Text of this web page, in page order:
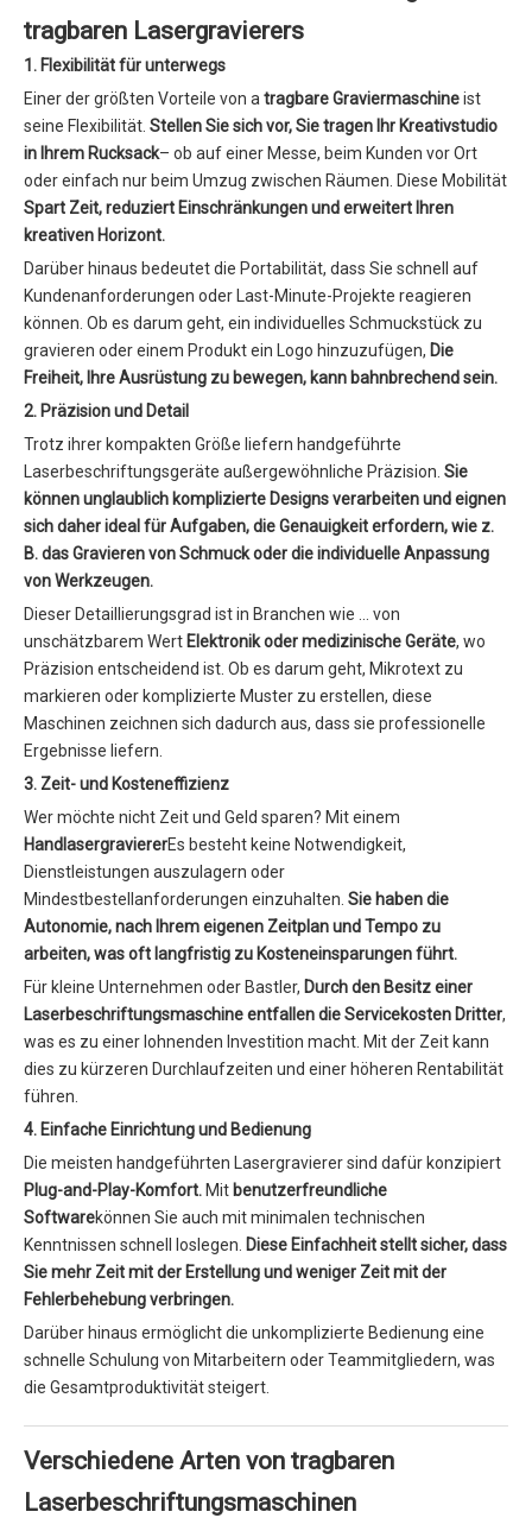
tragbaren Lasergravierers
1. Flexibilität für unterwegs
Einer der größten Vorteile von a tragbare Graviermaschineist
seine Flexibilität. Stellen Sie sich vor, Sie tragen Ihr Kreativstudio
in Ihrem Rucksack– ob auf einer Messe, beim Kunden vor Ort
oder einfach nur beim Umzug zwischen Räumen. Diese Mobilität
Spart Zeit, reduziert Einschränkungen und erweitert Ihren
kreativen Horizont.
Darüber hinaus bedeutet die Portabilität, dass Sie schnell auf
Kundenanforderungen oder Last-Minute-Projekte reagieren
können. Ob es darum geht, ein individuelles Schmuckstück zu
gravieren oder einem Produkt ein Logo hinzuzufügen, Die
Freiheit, Ihre Ausrüstung zu bewegen, kann bahnbrechend sein.
2. Präzision und Detail
Trotz ihrer kompakten Größe liefern handgeführte
Laserbeschriftungsgeräte außergewöhnliche Präzision. Sie
können unglaublich komplizierte Designs verarbeiten und eignen
sich daher ideal für Aufgaben, die Genauigkeit erfordern, wie z.
B. das Gravieren von Schmuck oder die individuelle Anpassung
von Werkzeugen.
Dieser Detaillierungsgrad ist in Branchen wie … von
unschätzbarem Wert Elektronik oder medizinische Geräte, wo
Präzision entscheidend ist. Ob es darum geht, Mikrotext zu
markieren oder komplizierte Muster zu erstellen, diese
Maschinen zeichnen sich dadurch aus, dass sie professionelle
Ergebnisse liefern.
3. Zeit- und Kosteneffizienz
Wer möchte nicht Zeit und Geld sparen? Mit einem
HandlasergraviererEs besteht keine Notwendigkeit,
Dienstleistungen auszulagern oder
Mindestbestellanforderungen einzuhalten. Sie haben die
Autonomie, nach Ihrem eigenen Zeitplan und Tempo zu
arbeiten, was oft langfristig zu Kosteneinsparungen führt.
Für kleine Unternehmen oder Bastler, Durch den Besitz einer
Laserbeschriftungsmaschine entfallen die Servicekosten Dritter,
was es zu einer lohnenden Investition macht. Mit der Zeit kann
dies zu kürzeren Durchlaufzeiten und einer höheren Rentabilität
führen.
4. Einfache Einrichtung und Bedienung
Die meisten handgeführten Lasergravierer sind dafür konzipiert
Plug-and-Play-Komfort. Mit benutzerfreundliche
Softwarekönnen Sie auch mit minimalen technischen
Kenntnissen schnell loslegen. Diese Einfachheit stellt sicher, dass
Sie mehr Zeit mit der Erstellung und weniger Zeit mit der
Fehlerbehebung verbringen.
Darüber hinaus ermöglicht die unkomplizierte Bedienung eine
schnelle Schulung von Mitarbeitern oder Teammitgliedern, was
die Gesamtproduktivität steigert.
Verschiedene Arten von tragbaren
Laserbeschriftungsmaschinen